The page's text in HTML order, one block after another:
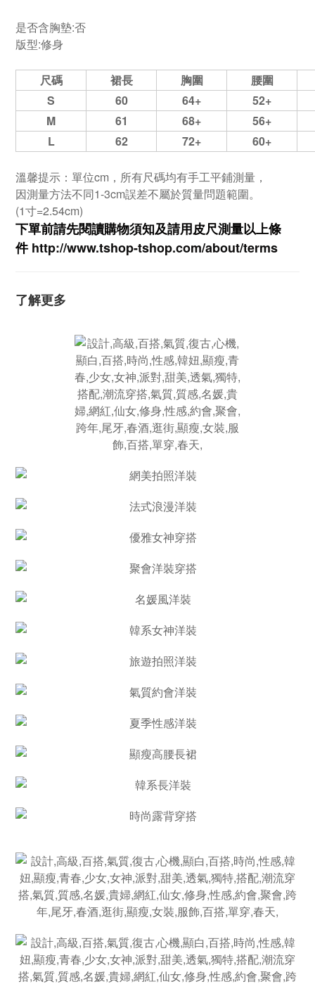
是否含胸墊:否
版型:修身
尺碼 裙長 胸圍
腰圍
S
60 64+
52+
M
61 68+
56+
L
62 72+ 60+
溫馨提示：單位cm，所有尺碼均有手工平鋪測量，
因測量方法不同1-3cm誤差不屬於質量問題範圍。
(1寸=2.54cm)
下單前請先閱讀購物須知及請用皮尺測量以上條
件 http://www.tshop-tshop.com/about/terms
了解更多